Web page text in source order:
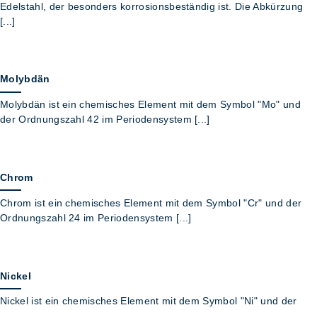
Edelstahl, der besonders korrosionsbeständig ist. Die Abkürzung
[...]
Molybdän
Molybdän ist ein chemisches Element mit dem Symbol "Mo" und
der Ordnungszahl 42 im Periodensystem [...]
Chrom
Chrom ist ein chemisches Element mit dem Symbol "Cr" und der
Ordnungszahl 24 im Periodensystem [...]
Nickel
Nickel ist ein chemisches Element mit dem Symbol "Ni" und der